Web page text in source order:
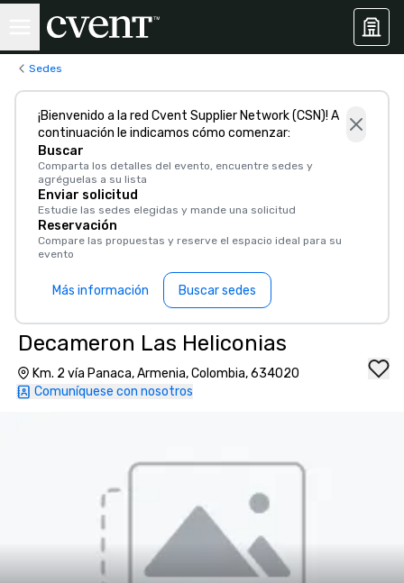
Sedes
¡Bienvenido a la red Cvent Supplier Network (CSN)! A
continuación le indicamos cómo comenzar:
Buscar
Comparta los detalles del evento, encuentre sedes y
agréguelas a su lista
Enviar solicitud
Estudie las sedes elegidas y mande una solicitud
Reservación
Compare las propuestas y reserve el espacio ideal para su
evento
Más información Buscar sedes
Decameron Las Heliconias
Km. 2 vía Panaca, Armenia, Colombia, 634020
Comuníquese con nosotros